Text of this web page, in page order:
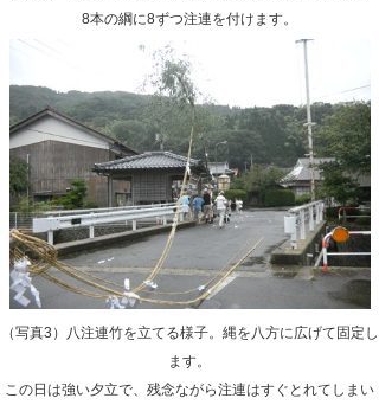
8本の綱に8ずつ注連を付けます。
（写真3）八注連竹を立てる様子。縄を八方に広げて固定し
ます。
この日は強い夕立で、残念ながら注連はすぐとれてしまい